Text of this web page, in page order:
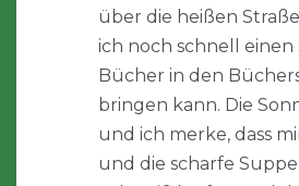
über die heißen
ich noch schnell einen
Bücher in den
bringen kann. Die
und ich merke, dass
und die scharfe